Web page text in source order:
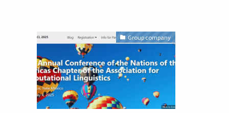
Group company